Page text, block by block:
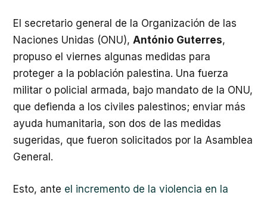
El secretario general de la Organización de las
Naciones Unidas (ONU), António Guterres,
propuso el viernes algunas medidas para
proteger a la población palestina. Una fuerza
militar o policial armada, bajo mandato de la ONU,
que defienda a los civiles palestinos; enviar más
ayuda humanitaria, son dos de las medidas
sugeridas, que fueron solicitados por la Asamblea
General.
Esto, ante el incremento de la violencia en la